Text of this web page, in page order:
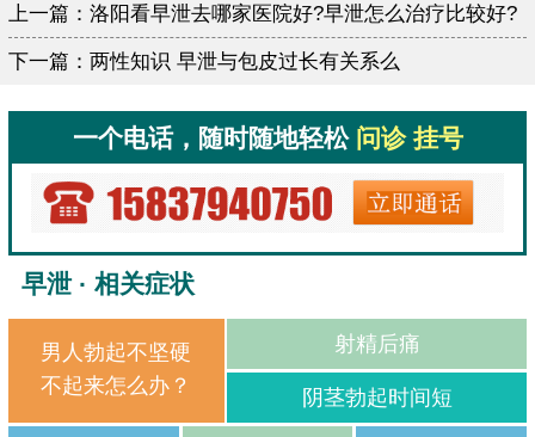
上一篇： 洛阳看早泄去哪家医院好?早泄怎么治疗比较好?
下一篇： 两性知识 早泄与包皮过长有关系么
一个电话，随时随地轻松 问诊 挂号
早泄 · 相关症状
男人勃起不坚硬
不起来怎么办？
射精后痛
阴茎勃起时间短